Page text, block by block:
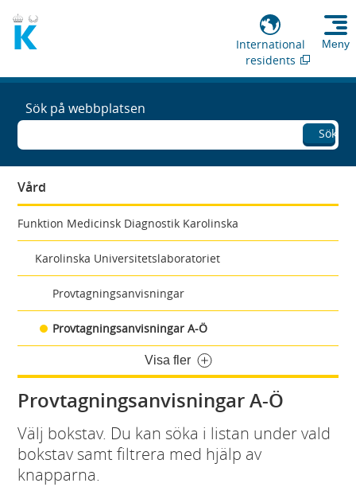
International
residents
Meny
Sök på webbplatsen
Sök
Vård
Funktion Medicinsk Diagnostik Karolinska
Karolinska Universitetslaboratoriet
Provtagningsanvisningar
Provtagningsanvisningar A-Ö
Visa fler
Provtagningsanvisningar A-Ö
Välj bokstav. Du kan söka i listan under vald
bokstav samt filtrera med hjälp av
knapparna.